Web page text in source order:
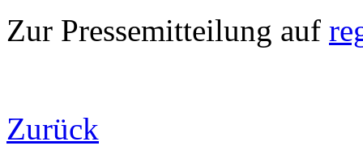
Zur Pressemitteilung auf
Zurück